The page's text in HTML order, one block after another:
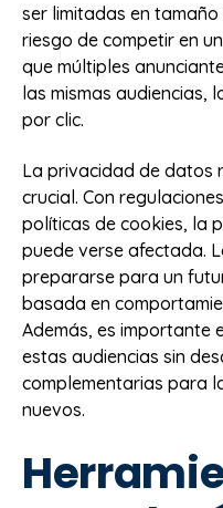
ser limitadas en tamaño
riesgo de competir en
que múltiples
las mismas audiencias,
por clic.
La privacidad de datos
crucial. Con
políticas de cookies, la
puede verse afectada.
prepararse para un
basada en
Además, es importante
estas audiencias sin
complementarias para
nuevos.